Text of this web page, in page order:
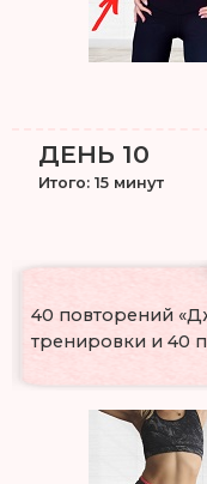
40 повторений
тренировки и 40
ДЕНЬ 10
Итого: 15 минут